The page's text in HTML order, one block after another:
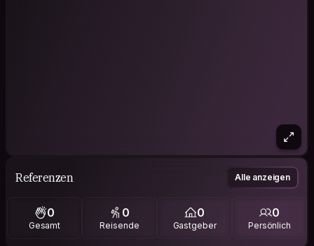
Referenzen Alle anzeigen
0
Gesamt
0
Reisende
0
Gastgeber
0
Persönlich